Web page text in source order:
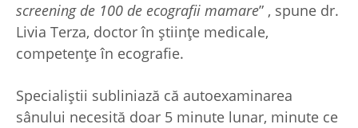
screening de 100 de ecografii mamare” , spune dr.
Livia Terza, doctor în științe medicale,
competențe în ecografie.
Specialiștii subliniază că autoexaminarea
sânului necesită doar 5 minute lunar, minute ce